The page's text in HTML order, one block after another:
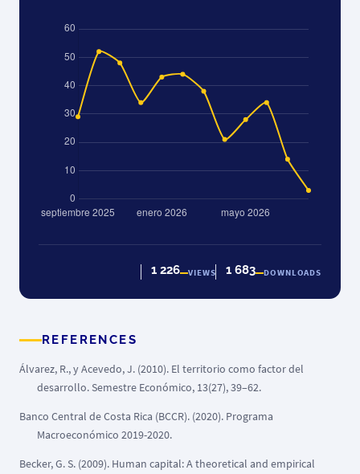
1 226 VIEWS 1 683 DOWNLOADS
REFERENCES
Álvarez, R., y Acevedo, J. (2010). El territorio como factor del
desarrollo. Semestre Económico, 13(27), 39–62.
Banco Central de Costa Rica (BCCR). (2020). Programa
Macroeconómico 2019-2020.
Becker, G. S. (2009). Human capital: A theoretical and empirical